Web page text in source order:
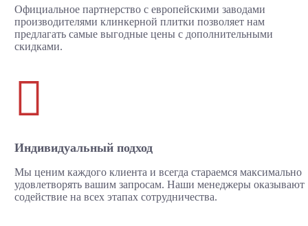
Официальное партнерство с европейскими заводами
производителями клинкерной плитки позволяет нам
предлагать самые выгодные цены с дополнительными
скидками.

Индивидуальный подход
Мы ценим каждого клиента и всегда стараемся максимально
удовлетворять вашим запросам. Наши менеджеры оказывают
содействие на всех этапах сотрудничества.